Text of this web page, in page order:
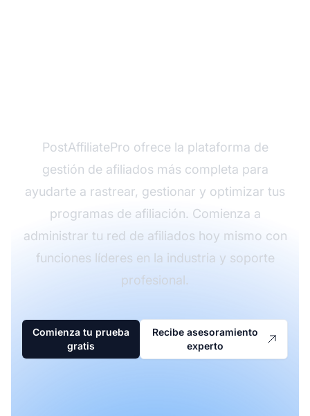
PostAffiliatePro ofrece la plataforma de
gestión de afiliados más completa para
ayudarte a rastrear, gestionar y optimizar tus
programas de afiliación. Comienza a
administrar tu red de afiliados hoy mismo con
funciones líderes en la industria y soporte
profesional.
Comienza tu prueba
gratis
Recibe asesoramiento
experto